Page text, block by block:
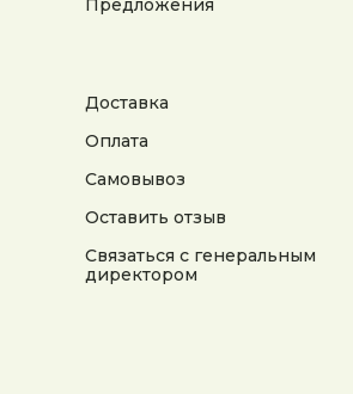
Предложения
Доставка
Оплата
Самовывоз
Оставить отзыв
Связаться с генеральным
директором
район, сельское
данных